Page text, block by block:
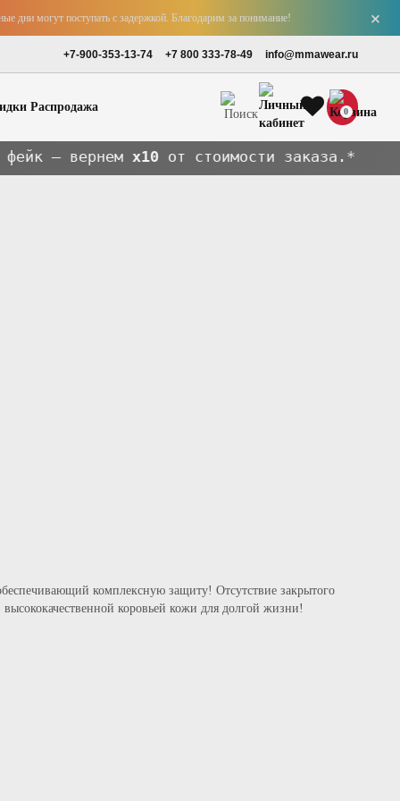
+
могут поступать с задержкой. Благодарим за понимание!
+7-900-353-13-74 +7 800 333-78-49 info@mmawear.ru
Распродажа 0
x10от стоимости заказа.*
комплексную защиту! Отсутствие закрытого
коровьей кожи для долгой жизни!